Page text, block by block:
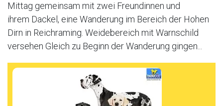
Mittag gemeinsam mit zwei Freundinnen und
ihrem Dackel, eine Wanderung im Bereich der Hohen
Dirn in Reichraming. Weidebereich mit Warnschild
versehen Gleich zu Beginn der Wanderung gingen...